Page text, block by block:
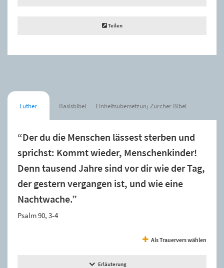
Teilen
Luther Basisbibel Einheitsübersetzung Zürcher Bibel
“Der du die Menschen lässest sterben und
sprichst: Kommt wieder, Menschenkinder!
Denn tausend Jahre sind vor dir wie der Tag,
der gestern vergangen ist, und wie eine
Nachtwache.”
Psalm 90, 3-4
Als Trauervers wählen
Erläuterung